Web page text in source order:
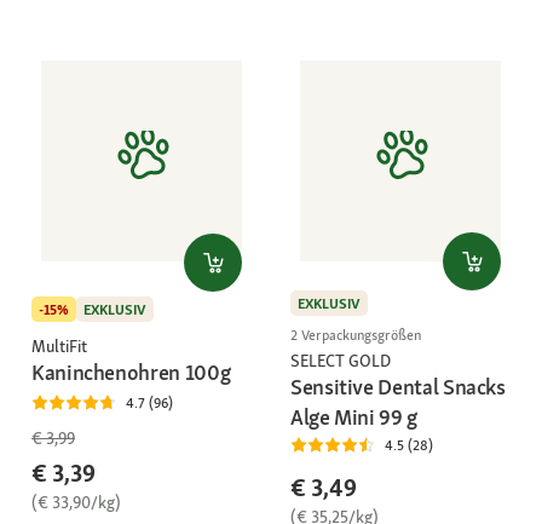
-15% EXKLUSIV
MultiFit
Kaninchenohren 100g
4.7 (96)
€ 3,99
€ 3,39
(€ 33,90/kg)
EXKLUSIV
2 Verpackungsgrößen
SELECT GOLD
Sensitive Dental Snacks
Alge Mini 99 g
4.5 (28)
€ 3,49
(€ 35,25/kg)